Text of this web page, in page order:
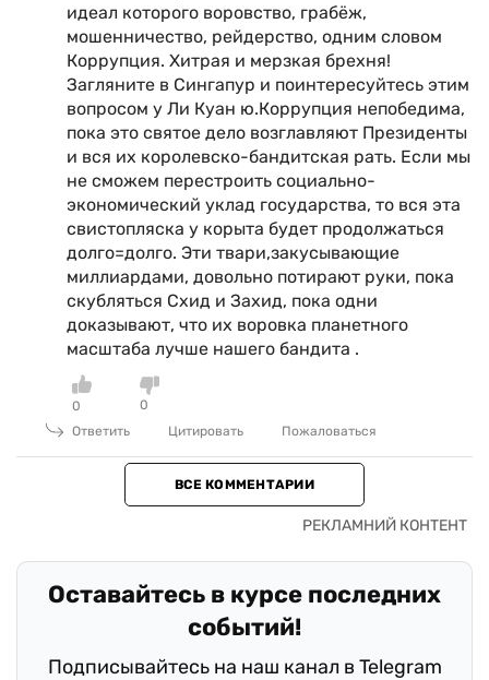
идеал которого воровство, грабёж,
мошенничество, рейдерство, одним словом
Коррупция. Хитрая и мерзкая брехня!
Загляните в Сингапур и поинтересуйтесь этим
вопросом у Ли Куан ю.Коррупция непобедима,
пока это святое дело возглавляют Президенты
и вся их королевско-бандитская рать. Если мы
не сможем перестроить социально-
экономический уклад государства, то вся эта
свистопляска у корыта будет продолжаться
долго=долго. Эти твари,закусывающие
миллиардами, довольно потирают руки, пока
скубляться Схид и Захид, пока одни
доказывают, что их воровка планетного
масштаба лучше нашего бандита .
0
0
Ответить
Цитировать Пожаловаться
ВСЕ КОММЕНТАРИИ
Оставайтесь в курсе последних
событий!
Подписывайтесь на наш канал в Telegram